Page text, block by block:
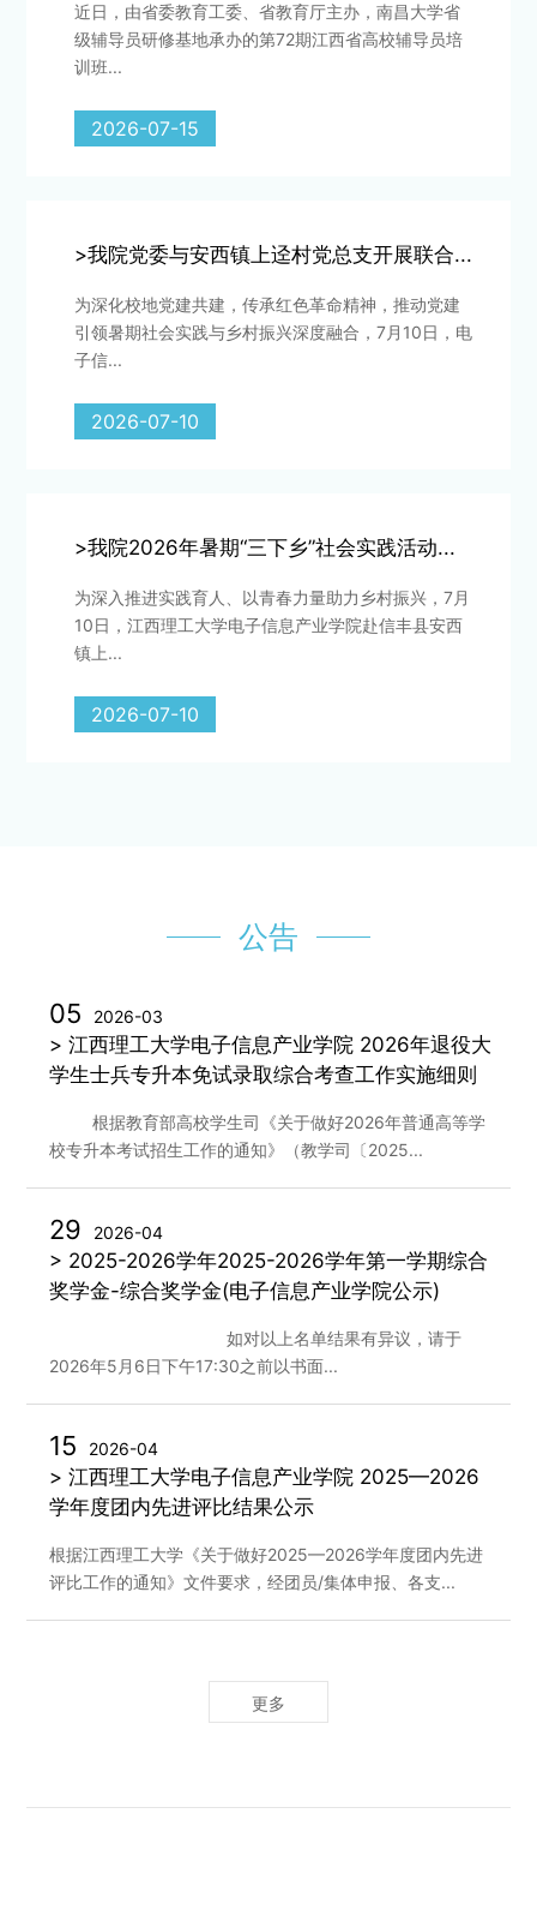
近日，由省委教育工委、省教育厅主办，南昌大学省
级辅导员研修基地承办的第72期江西省高校辅导员培
训班...
2026-07-15
>我院党委与安西镇上迳村党总支开展联合...
为深化校地党建共建，传承红色革命精神，推动党建
引领暑期社会实践与乡村振兴深度融合，7月10日，电
子信...
2026-07-10
>我院2026年暑期“三下乡”社会实践活动...
为深入推进实践育人、以青春力量助力乡村振兴，7月
10日，江西理工大学电子信息产业学院赴信丰县安西
镇上...
2026-07-10
公告
05 2026-03
> 江西理工大学电子信息产业学院 2026年退役大
学生士兵专升本免试录取综合考查工作实施细则
根据教育部高校学生司《关于做好2026年普通高等学
校专升本考试招生工作的通知》（教学司〔2025...
29 2026-04
> 2025-2026学年2025-2026学年第一学期综合
奖学金-综合奖学金(电子信息产业学院公示)
如对以上名单结果有异议，请于
2026年5月6日下午17:30之前以书面...
15 2026-04
> 江西理工大学电子信息产业学院 2025—2026
学年度团内先进评比结果公示
根据江西理工大学《关于做好2025—2026学年度团内先进
评比工作的通知》文件要求，经团员/集体申报、各支...
更多